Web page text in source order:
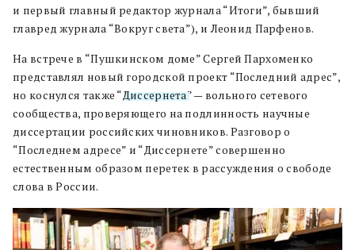
и первый главный редактор журнала “Итоги”, бывший
главред журнала “Вокруг света”), и Леонид Парфенов.
На встрече в “Пушкинском доме” Сергей Пархоменко
представлял новый городской проект “Последний адрес”,
но коснулся также “Диссернета” — вольного сетевого
сообщества, проверяющего на подлинность научные
диссертации российских чиновников. Разговор о
“Последнем адресе” и “Диссернете” совершенно
естественным образом перетек в рассуждения о свободе
слова в России.